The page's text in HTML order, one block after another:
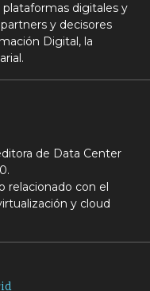
digitales y
y decisores
Digital, la
de Data Center
relacionado con el
y cloud